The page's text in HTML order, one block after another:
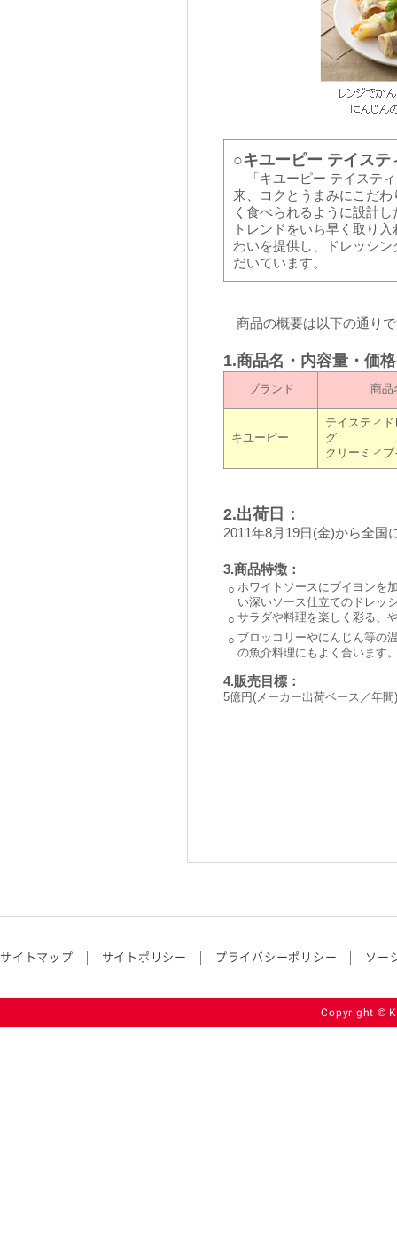
○キユーピー テイス
「キユーピー テイステ
来、コクとうまみにこだ
く食べられるように設計
トレンドをいち早く取り
わいを提供し、ドレッシ
だいています。
商品の概要は以下の通り
1.商品名・内容量・価
ブランド 商品
キユーピー
テイスティ
グ
クリーミィ
2.出荷日：
2011年8月19日(金)から全国
3.商品特徴：
○ ホワイトソースにブイヨンを
い深いソース仕立てのドレッ
○ サラダや料理を楽しく彩る、
○ ブロッコリーやにんじん等の
の魚介料理にもよく合います
4.販売目標：
5億円(メーカー出荷ベース／年間)
サイトマップ サイトポリシー プライバシーポリシー ソー
Copyright ©